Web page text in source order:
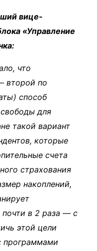
вице-
«Управление
что
второй по
способ
для
такой вариант
которые
счета
страхования
накоплений,
в 2 раза — с
этой цели
программами